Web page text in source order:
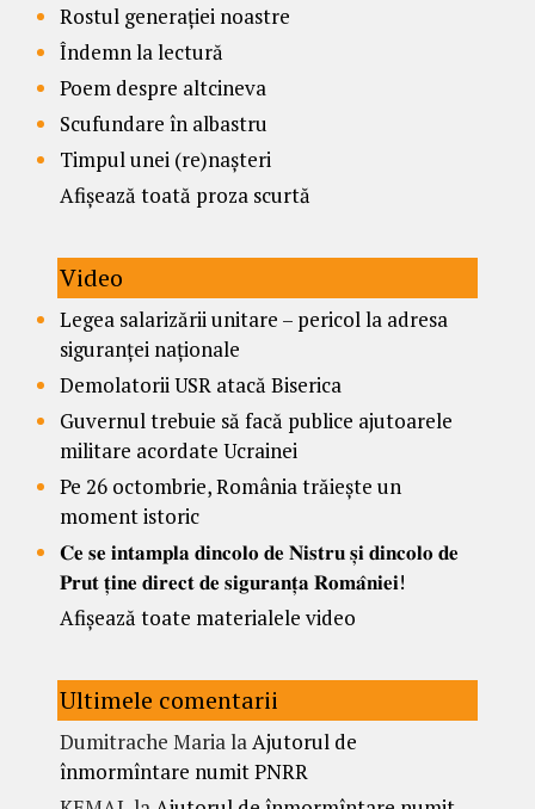
Rostul generației noastre
Îndemn la lectură
Poem despre altcineva
Scufundare în albastru
Timpul unei (re)nașteri
Afișează toată proza scurtă
Video
Legea salarizării unitare – pericol la adresa
siguranței naționale
Demolatorii USR atacă Biserica
Guvernul trebuie să facă publice ajutoarele
militare acordate Ucrainei
Pe 26 octombrie, România trăiește un
moment istoric
𝐂𝐞 𝐬𝐞 𝐢𝐧𝐭𝐚𝐦𝐩𝐥𝐚 𝐝𝐢𝐧𝐜𝐨𝐥𝐨 𝐝𝐞 𝐍𝐢𝐬𝐭𝐫𝐮 𝐬̦𝐢 𝐝𝐢𝐧𝐜𝐨𝐥𝐨 𝐝𝐞
𝐏𝐫𝐮𝐭 𝐭̦𝐢𝐧𝐞 𝐝𝐢𝐫𝐞𝐜𝐭 𝐝𝐞 𝐬𝐢𝐠𝐮𝐫𝐚𝐧𝐭̦𝐚 𝐑𝐨𝐦𝐚̂𝐧𝐢𝐞𝐢!
Afișează toate materialele video
Ultimele comentarii
Dumitrache MarialaAjutorul de
înmormîntare numit PNRR